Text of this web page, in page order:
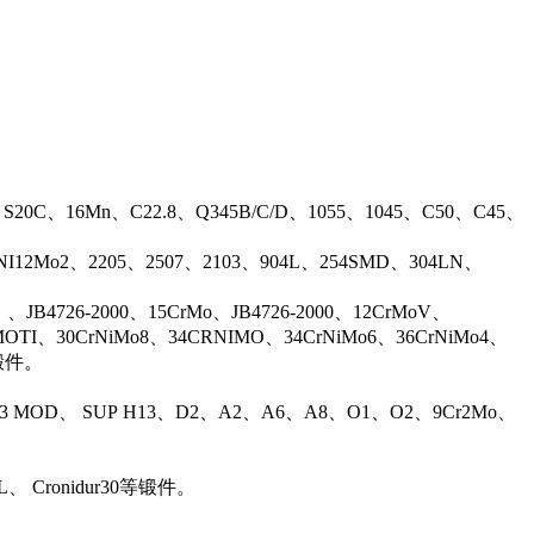
、16Mn、C22.8、Q345B/C/D、1055、1045、C50、C45、
、2205、2507、2103、904L、254SMD、304LN、
2000、15CrMo、JB4726-2000、12CrMoV、
、30CrNiMo8、34CRNIMO、34CrNiMo6、36CrNiMo4、
。
、 SUP H13、D2、A2、A6、A8、O1、O2、9Cr2Mo、
Cronidur30等锻件。